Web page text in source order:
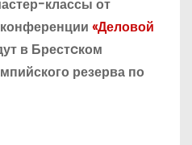
классы от
«Деловой
в Брестcком
резерва по